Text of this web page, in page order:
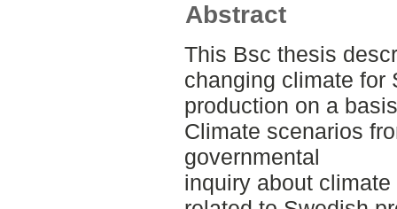
Abstract
This Bsc thesis
changing climate for
production on a
Climate scenarios
governmental
inquiry about